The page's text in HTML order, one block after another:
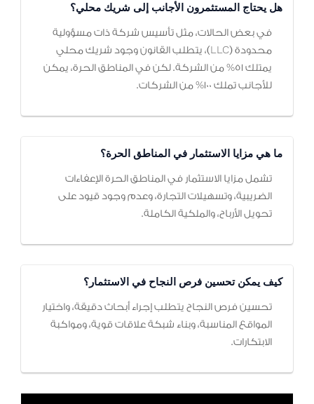
هل يحتاج المستثمرون الأجانب إلى شريك محلي؟
في بعض الحالات، مثل تأسيس شركة ذات مسؤولية
محدودة (LLC)، يتطلب القانون وجود شريك محلي
يمتلك 51% من الشركة. لكن في المناطق الحرة، يمكن
للأجانب تملك 100% من الشركات.
ما هي مزايا الاستثمار في المناطق الحرة؟
تشمل مزايا الاستثمار في المناطق الحرة الإعفاءات
الضريبية، وتسهيلات التجارة، وعدم وجود قيود على
تحويل الأرباح، والملكية الكاملة.
كيف يمكن تحسين فرص النجاح في الاستثمار؟
تحسين فرص النجاح يتطلب إجراء أبحاث دقيقة، واختيار
المواقع المناسبة، وبناء شبكة علاقات قوية، ومواكبة
الابتكارات.